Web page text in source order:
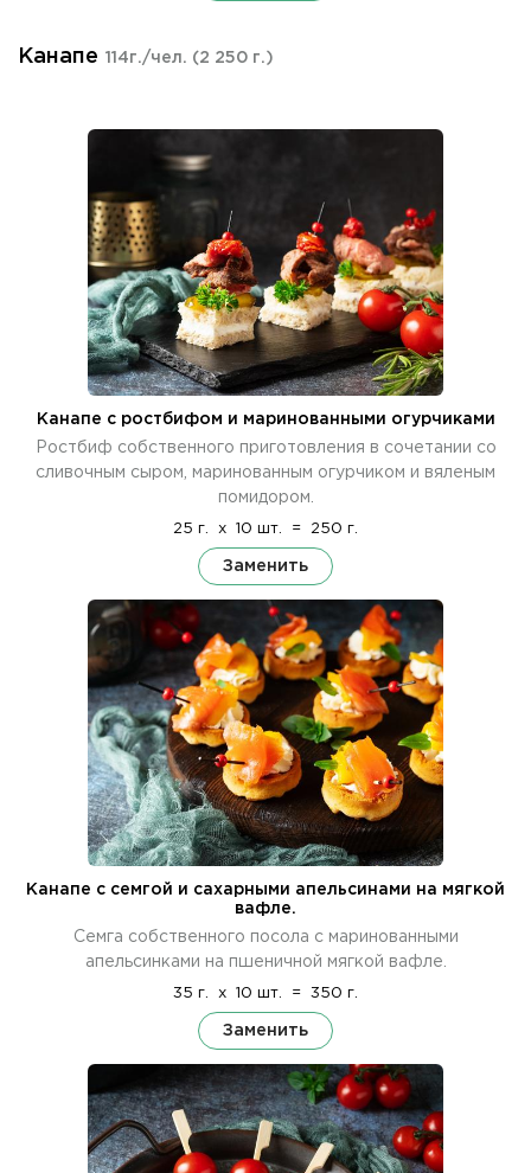
Канапе 114г./чел. (2 250 г.)
Канапе с ростбифом и маринованными огурчиками
Ростбиф собственного приготовления в сочетании со
сливочным сыром, маринованным огурчиком и вяленым
помидором.
25 г. x 10 шт. = 250 г.
Заменить
Канапе с семгой и сахарными апельсинами на мягкой
вафле.
Семга собственного посола с маринованными
апельсинками на пшеничной мягкой вафле.
35 г. x 10 шт. = 350 г.
Заменить